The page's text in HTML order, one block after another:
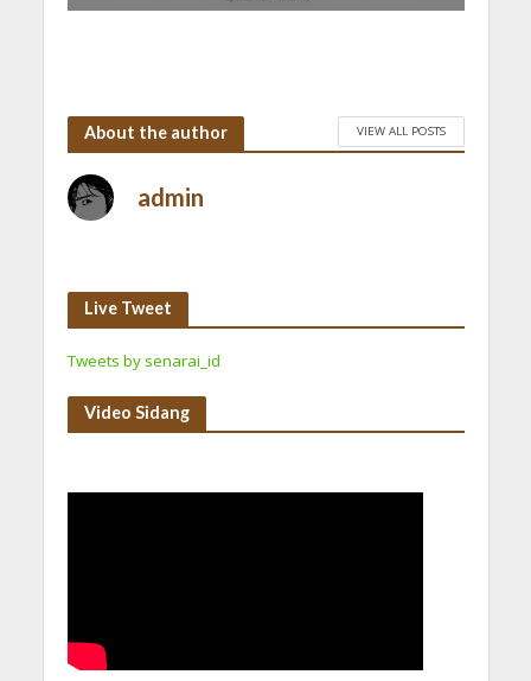
About the author VIEW ALL POSTS
admin
Live Tweet
Tweets by senarai_id
Video Sidang